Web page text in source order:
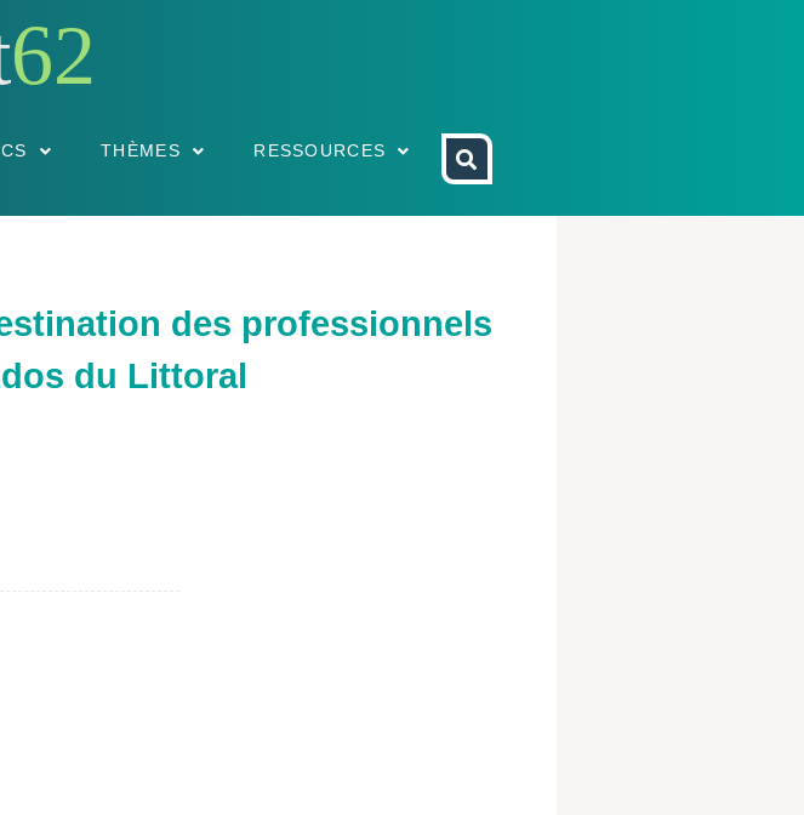
62
THÈMES RESSOURCES
des professionnels
du Littoral